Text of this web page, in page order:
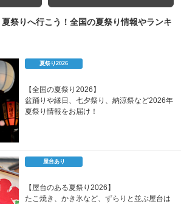
夏祭りへ行こう！全国の夏祭り情報やランキ
夏祭り2026
【全国の夏祭り2026】
盆踊りや縁日、七夕祭り、納涼祭など2026年
夏祭り情報をお届け！
屋台あり
【屋台のある夏祭り2026】
たこ焼き、かき氷など、ずらりと並ぶ屋台は